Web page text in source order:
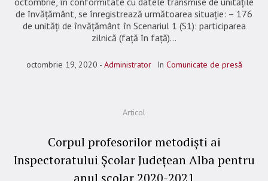
de învățământ, se înregistrează următoarea situație: – 176
de unități de învățământ în Scenariul 1 (S1): participarea
zilnică (față în față)...
octombrie 19, 2020 Administrator In Comunicate de presă
Articol
Corpul profesorilor metodiști ai
Inspectoratului Școlar Județean Alba pentru
anul școlar 2020-2021